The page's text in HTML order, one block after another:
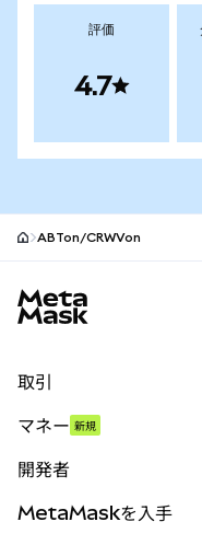
評価
4.7
ABTon/CRWVon
取引
パーペチュアル
RWA
マネー 新規
開発者
MetaMaskを入手